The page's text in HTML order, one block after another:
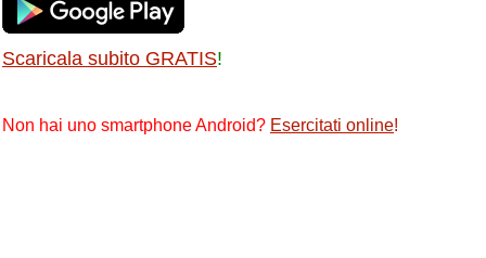
Scaricala subito GRATIS!
Non hai uno smartphone Android? Esercitati online!